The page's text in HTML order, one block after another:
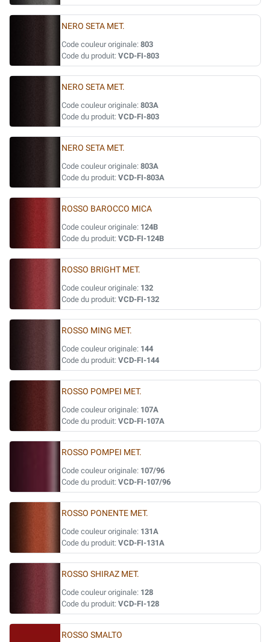
NERO SETA MET.
Code couleur originale: 803
Code du produit: VCD-FI-803
NERO SETA MET.
Code couleur originale: 803A
Code du produit: VCD-FI-803
NERO SETA MET.
Code couleur originale: 803A
Code du produit: VCD-FI-803A
ROSSO BAROCCO MICA
Code couleur originale: 124B
Code du produit: VCD-FI-124B
ROSSO BRIGHT MET.
Code couleur originale: 132
Code du produit: VCD-FI-132
ROSSO MING MET.
Code couleur originale: 144
Code du produit: VCD-FI-144
ROSSO POMPEI MET.
Code couleur originale: 107A
Code du produit: VCD-FI-107A
ROSSO POMPEI MET.
Code couleur originale: 107/96
Code du produit: VCD-FI-107/96
ROSSO PONENTE MET.
Code couleur originale: 131A
Code du produit: VCD-FI-131A
ROSSO SHIRAZ MET.
Code couleur originale: 128
Code du produit: VCD-FI-128
ROSSO SMALTO